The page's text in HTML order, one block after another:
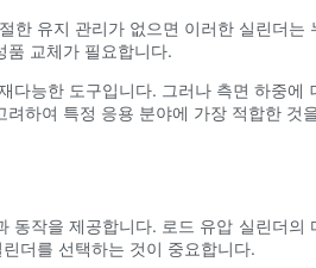
유지 관리가 없으면 이러한 실린더는
품 교체가 필요합니다.
능한 도구입니다. 그러나 측면 하중에
하여 특정 응용 분야에 가장 적합한 것
작을 제공합니다. 로드 유압 실린더의
더를 선택하는 것이 중요합니다.